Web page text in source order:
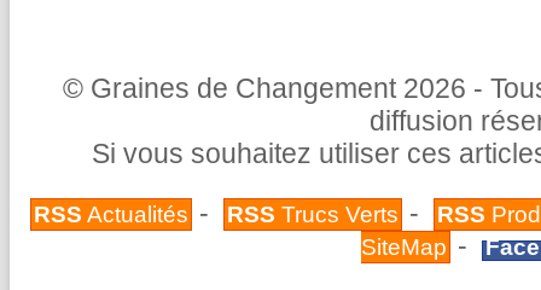
© Graines de Changement 2026 -
diffusion
Si vous souhaitez utiliser ces
RSS Actualités - RSS Trucs Verts - RSS
SiteMap -